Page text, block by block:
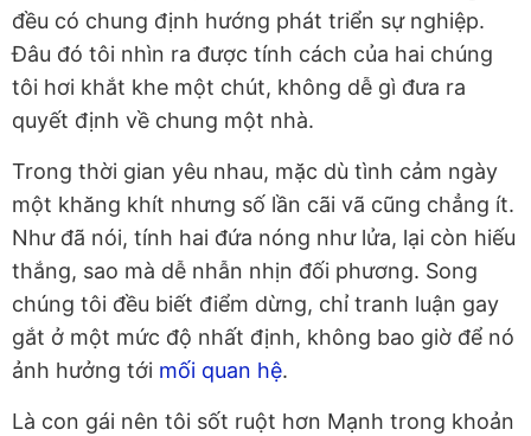
đều có chung định hướng phát triển sự nghiệp.
Đâu đó tôi nhìn ra được tính cách của hai chúng
tôi hơi khắt khe một chút, không dễ gì đưa ra
quyết định về chung một nhà.
Trong thời gian yêu nhau, mặc dù tình cảm ngày
một khăng khít nhưng số lần cãi vã cũng chẳng ít.
Như đã nói, tính hai đứa nóng như lửa, lại còn hiếu
thắng, sao mà dễ nhẫn nhịn đối phương. Song
chúng tôi đều biết điểm dừng, chỉ tranh luận gay
gắt ở một mức độ nhất định, không bao giờ để nó
ảnh hưởng tới mối quan hệ.
Là con gái nên tôi sốt ruột hơn Mạnh trong khoản